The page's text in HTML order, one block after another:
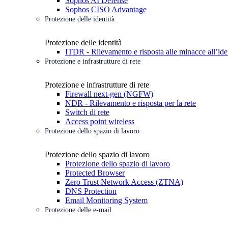
Sophos CISO Advantage
Protezione delle identità
Protezione delle identità
ITDR - Rilevamento e risposta alle minacce
Protezione e infrastrutture di rete
Protezione e infrastrutture di rete
Firewall next-gen (NGFW)
NDR - Rilevamento e risposta per la rete
Switch di rete
Access point wireless
Protezione dello spazio di lavoro
Protezione dello spazio di lavoro
Protezione dello spazio di lavoro
Protected Browser
Zero Trust Network Access (ZTNA)
DNS Protection
Email Monitoring System
Protezione delle e-mail